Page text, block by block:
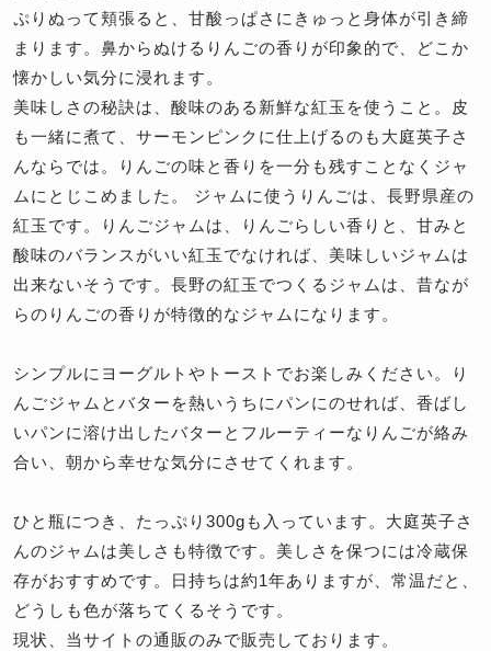
ぷりぬって頬張ると、甘酸っぱさにきゅっと身体が引き締
まります。鼻からぬけるりんごの香りが印象的で、どこか
懐かしい気分に浸れます。
美味しさの秘訣は、酸味のある新鮮な紅玉を使うこと。皮
も一緒に煮て、サーモンピンクに仕上げるのも大庭英子さ
んならでは。りんごの味と香りを一分も残すことなくジャ
ムにとじこめました。 ジャムに使うりんごは、長野県産の
紅玉です。りんごジャムは、りんごらしい香りと、甘みと
酸味のバランスがいい紅玉でなければ、美味しいジャムは
出来ないそうです。長野の紅玉でつくるジャムは、昔なが
らのりんごの香りが特徴的なジャムになります。
シンプルにヨーグルトやトーストでお楽しみください。り
んごジャムとバターを熱いうちにパンにのせれば、香ばし
いパンに溶け出したバターとフルーティーなりんごが絡み
合い、朝から幸せな気分にさせてくれます。
ひと瓶につき、たっぷり300gも入っています。大庭英子さ
んのジャムは美しさも特徴です。美しさを保つには冷蔵保
存がおすすめです。日持ちは約1年ありますが、常温だと、
どうしも色が落ちてくるそうです。
現状、当サイトの通販のみで販売しております。